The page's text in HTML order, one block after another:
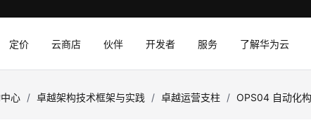
定价 云商店 伙伴 开发者 服务 了解华为云
心 / 卓越架构技术框架与实践 / 卓越运营支柱 / OPS04 自动化